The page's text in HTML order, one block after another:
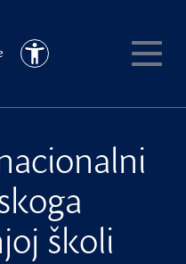
Pristupačnost
školi